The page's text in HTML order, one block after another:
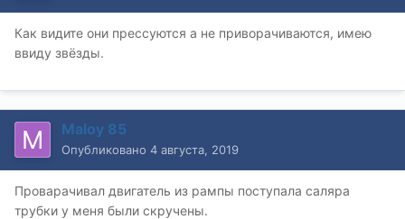
Как видите они прессуются а не приворачиваются, имею
ввиду звёзды.
Maloy 85
Опубликовано 4 августа, 2019
Проварачивал двигатель из рампы поступала саляра
трубки у меня были скручены.